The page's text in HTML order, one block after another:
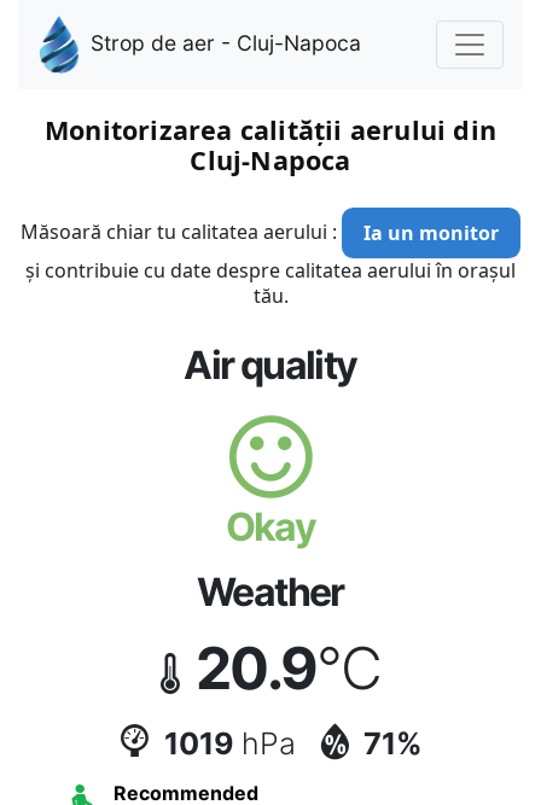
Strop de aer - Cluj-Napoca
Monitorizarea calității aerului din
Cluj-Napoca
Măsoară chiar tu calitatea aerului :
Ia un monitor
și contribuie cu date despre calitatea aerului în orașul
tău.
Air quality
Okay
Weather
20.9°C
1019 hPa 71%
Recommended